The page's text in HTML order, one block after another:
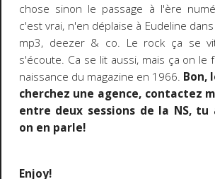
chose sinon le passage à l'ère
c'est vrai, n'en déplaise à Eudeline
mp3, deezer & co. Le rock ça se
s'écoute. Ca se lit aussi, mais ça on le
naissance du magazine en 1966. Bon,
cherchez une agence, contactez
entre deux sessions de la NS, tu
on en parle!
Enjoy!